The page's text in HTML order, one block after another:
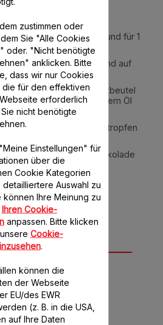
geben.
dazugeben und für 1
4 einstellen.
Spatel durchrühren und auf
abkühlen lassen.
oder in einen Spritzbeutel
füllen und in sehr heißem Öl
frittieren.
Küchenpapier abtropfen
Churros mit heißer Schokolade
servieren.
Rezept
Sie
zustimmen oder
Sie "Alle Cookies
oder. "Nicht benötigte
anklicken. Bitte
dass wir nur Cookies
für den effektiven
erforderlich
nicht benötigte
Einstellungen" für
über die
Cookie Kategorien
detailliertere Auswahl zu
können Ihre Meinung zu
Ihren Cookie-
anpassen. Bitte klicken
Cookie-
.
können die
der Webseite
EU/des EWR
(z. B. in die USA,
auf Ihre Daten